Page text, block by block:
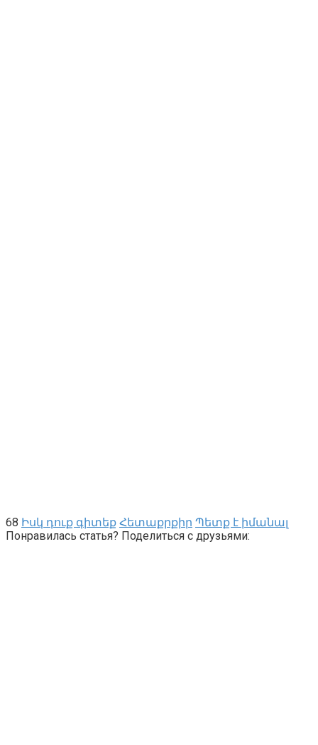
68 Իսկ դուք գիտեք Հետաքրքիր Պետք է իմանալ
Понравилась статья? Поделиться с друзьями: